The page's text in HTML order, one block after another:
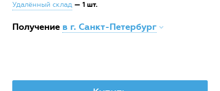
Удалённый склад — 1 шт.
Получение в г. Санкт-Петербург